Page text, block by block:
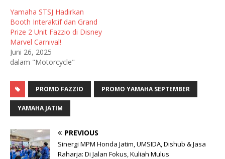
Yamaha STSJ Hadirkan
Booth Interaktif dan Grand
Prize 2 Unit Fazzio di Disney
Marvel Carnival!
Juni 26, 2025
dalam "Motorcycle"
PROMO FAZZIO PROMO YAMAHA SEPTEMBER
YAMAHA JATIM
PREVIOUS
Sinergi MPM Honda Jatim, UMSIDA, Dishub & Jasa
Raharja: Di Jalan Fokus, Kuliah Mulus